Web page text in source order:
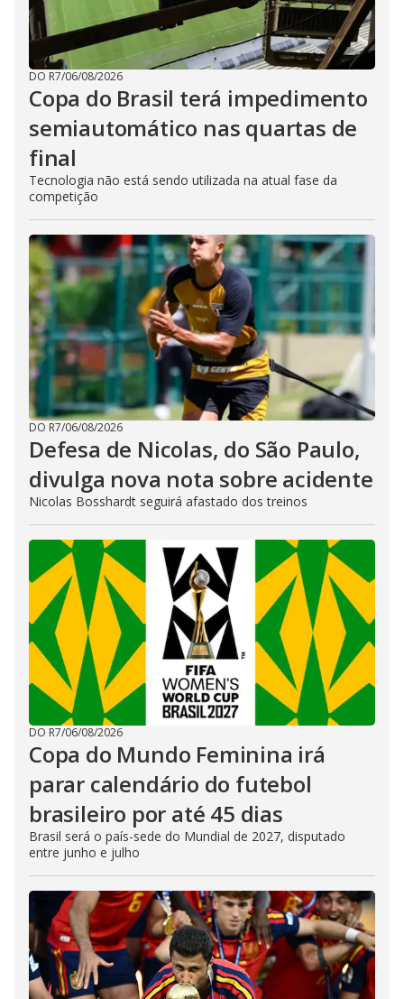
DO R7/06/08/2026
Copa do Brasil terá impedimento
semiautomático nas quartas de
final
Tecnologia não está sendo utilizada na atual fase da
competição
DO R7/06/08/2026
Defesa de Nicolas, do São Paulo,
divulga nova nota sobre acidente
Nicolas Bosshardt seguirá afastado dos treinos
DO R7/06/08/2026
Copa do Mundo Feminina irá
parar calendário do futebol
brasileiro por até 45 dias
Brasil será o país-sede do Mundial de 2027, disputado
entre junho e julho